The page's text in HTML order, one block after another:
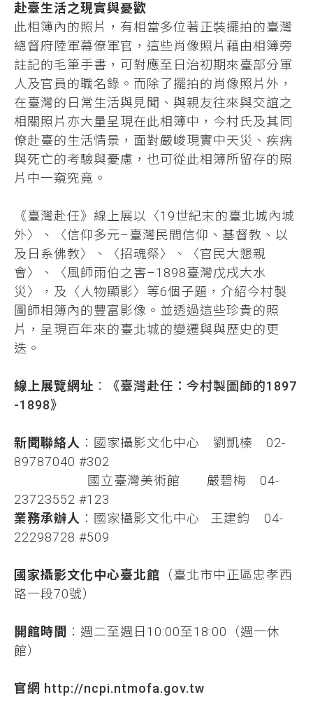
赴臺生活之現實與憂歡
此相簿內的照片，有相當多位著正裝擺拍的臺灣
總督府陸軍幕僚軍官，這些肖像照片藉由相簿旁
註記的毛筆手書，可對應至日治初期來臺部分軍
人及官員的職名錄。而除了擺拍的肖像照片外，
在臺灣的日常生活與見聞、與親友往來與交誼之
相關照片亦大量呈現在此相簿中，今村氏及其同
僚赴臺的生活情景，面對嚴峻現實中天災、疾病
與死亡的考驗與憂慮，也可從此相簿所留存的照
片中一窺究竟。
《臺灣赴任》線上展以〈19世紀末的臺北城內城
外〉、〈信仰多元–臺灣民間信仰、基督教、以
及日系佛教〉、〈招魂祭〉、〈官民大懇親
會〉、〈風師雨伯之害–1898臺灣戊戌大水
災〉，及〈人物顯影〉等6個子題，介紹今村製
圖師相簿內的豐富影像。並透過這些珍貴的照
片，呈現百年來的臺北城的變遷與與歷史的更
迭。
線上展覽網址 ：
《臺灣赴任：今村製圖師的1897
-1898》
新聞聯絡人 ：國家攝影文化中心 劉凱榛 02-
89787040 #302
國立臺灣美術館 嚴碧梅 04-
23723552 #123
業務承辦人 ：國家攝影文化中心 王建鈞 04-
22298728 #509
國家攝影文化中心臺北館 （臺北市中正區忠孝西
路一段70號）
開館時間 ：週二至週日10:00至18:00（週一休
館）
官網 http://ncpi.ntmofa.gov.tw